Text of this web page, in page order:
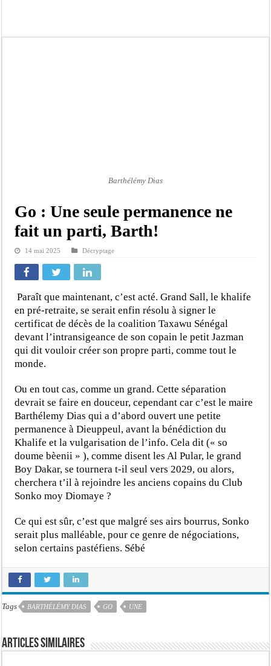
Barthélémy Dias
Go : Une seule permanence ne
fait un parti, Barth!
14 mai 2025 Décryptage
Paraît que maintenant, c’est acté. Grand Sall, le khalife
en pré-retraite, se serait enfin résolu à signer le
certificat de décès de la coalition Taxawu Sénégal
devant l’intransigeance de son copain le petit Jazman
qui dit vouloir créer son propre parti, comme tout le
monde.
Ou en tout cas, comme un grand. Cette séparation
devrait se faire en douceur, cependant car c’est le maire
Barthélemy Dias qui a d’abord ouvert une petite
permanence à Dieuppeul, avant la bénédiction du
Khalife et la vulgarisation de l’info. Cela dit (« so
doume bèenii » ), comme disent les Al Pular, le grand
Boy Dakar, se tournera t-il seul vers 2029, ou alors,
cherchera t’il à rejoindre les anciens copains du Club
Sonko moy Diomaye ?
Ce qui est sûr, c’est que malgré ses airs bourrus, Sonko
serait plus malléable, pour ce genre de négociations,
selon certains pastéfiens. Sébé
Tags BARTHÉLÉMY DIAS GO UNE
Articles similaires